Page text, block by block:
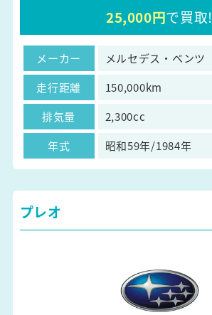
25,000円で買取!
メーカー
メルセデス・ベンツ
走行距離
150,000km
排気量
2,300cc
年式
昭和59年/1984年
プレオ